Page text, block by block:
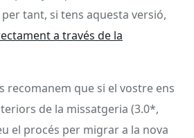
tant, si tens aquesta versió,
a través de la
recomanem que si el vostre ens
de la missatgeria (3.0*,
el procés per migrar a la nova